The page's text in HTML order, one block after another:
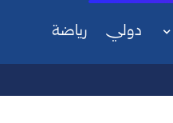
دولي رياضة